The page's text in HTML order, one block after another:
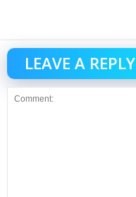
LEAVE A REPLY